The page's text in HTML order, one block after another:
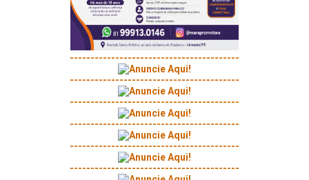
-----------------------------------------
-----------------------------------------
-----------------------------------------
-----------------------------------------
-----------------------------------------
-----------------------------------------